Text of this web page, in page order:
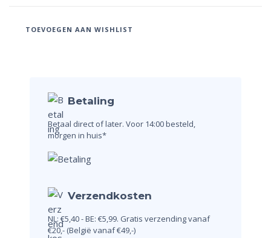
TOEVOEGEN AAN WISHLIST
Betaling
Betaal direct of later. Voor 14:00 besteld,
morgen in huis*
Verzendkosten
NL: €5,40 - BE: €5,99. Gratis verzending vanaf
€20,- (België vanaf €49,-)